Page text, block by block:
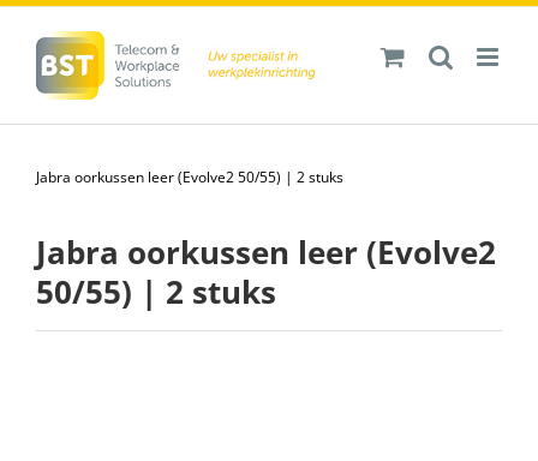
inhoud
Jabra oorkussen leer (Evolve2 50/55) | 2 stuks
Jabra oorkussen leer (Evolve2
50/55) | 2 stuks